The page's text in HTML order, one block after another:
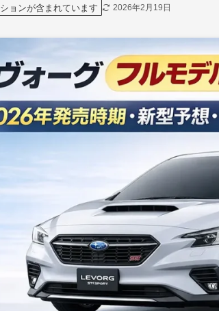
ョンが含まれています 2026年2月19日